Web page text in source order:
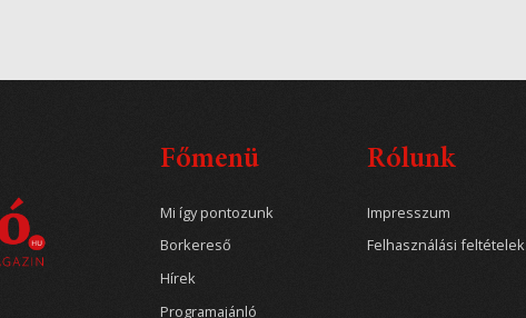
Főmenü
Mi így pontozunk
Borkereső
Hírek
Programajánló
Rólunk
Impresszum
Felhasználási feltételek